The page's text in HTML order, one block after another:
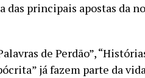
das principais apostas da
de Perdão”,
já fazem parte da